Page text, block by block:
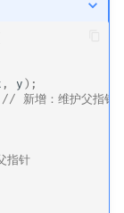
, y );
// 新增：维护父指针
指针